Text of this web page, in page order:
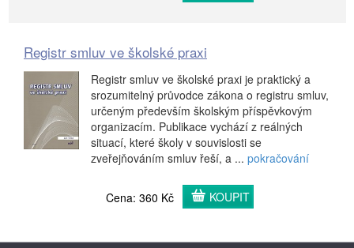
Registr smluv ve školské praxi
Registr smluv ve školské praxi je praktický a
srozumitelný průvodce zákona o registru smluv,
určeným především školským příspěvkovým
organizacím. Publikace vychází z reálných
situací, které školy v souvislosti se
zveřejňováním smluv řeší, a ... pokračování
Cena: 360 Kč KOUPIT